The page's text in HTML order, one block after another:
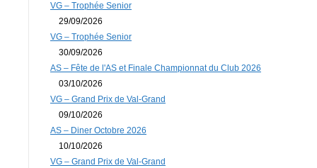
VG – Trophée Senior
29/09/2026
VG – Trophée Senior
30/09/2026
AS – Fête de l'AS et Finale Championnat du Club 2026
03/10/2026
VG – Grand Prix de Val-Grand
09/10/2026
AS – Diner Octobre 2026
10/10/2026
VG – Grand Prix de Val-Grand